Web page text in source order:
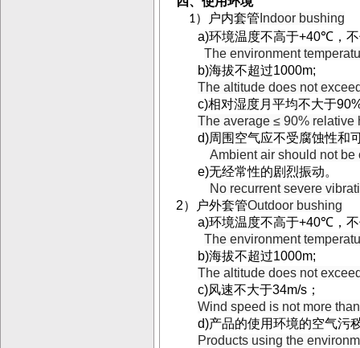
1） 户内套管 Indoor bushing
a)环境温度不高于+40℃，
The environment
b)海拔不超过1000m;
The altitude does not
c)相对湿度月平均不大于
The average ≤ 90% relative
d)周围空气应不受腐蚀性和
Ambient air should not
e)无经常性的剧烈振动。
No recurrent severe
2）户外套管Outdoor bushing
a)环境温度不高于+40℃，
The environment
b)海拔不超过1000m;
The altitude does not
c)风速不大于34m/s；
Wind speed is not more
d)产品的使用环境的空气污
Products using the